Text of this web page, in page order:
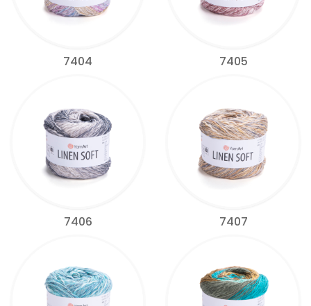
7404 7405
7406 7407